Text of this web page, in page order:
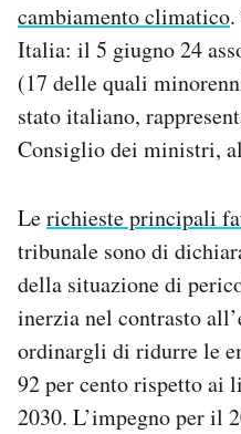
cambiamento climatico.
Italia: il 5 giugno 24
(17 delle quali
stato italiano,
Consiglio dei ministri,
Lerichieste principali
tribunale sono di
della situazione di
inerzia nel contrasto
ordinargli di ridurre le
92 per cento rispetto ai
2030. L’impegno per il